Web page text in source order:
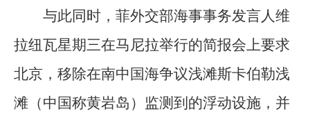
与此同时，菲外交部海事事务发言人维
拉纽瓦星期三在马尼拉举行的简报会上要求
北京，移除在南中国海争议浅滩斯卡伯勒浅
滩（中国称黄岩岛）监测到的浮动设施，并